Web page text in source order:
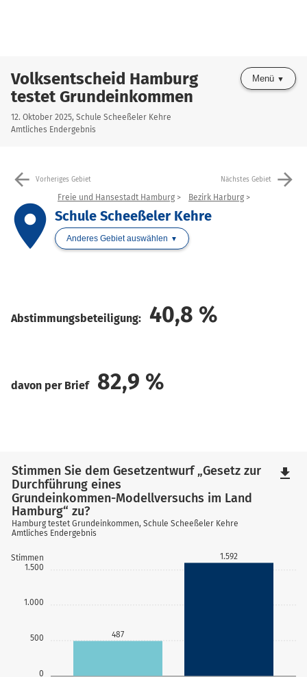
Volksentscheid Hamburg
testet Grundeinkommen
12. Oktober 2025, Schule Scheeßeler Kehre
Amtliches Endergebnis
Menü
arrow_back Vorheriges Gebiet Nächstes Gebiet arrow_forward
place
Freie und Hansestadt Hamburg Bezirk Harburg
Schule Scheeßeler Kehre
Anderes Gebiet auswählen
Abstimmungsbeteiligung: 40,8 %
davon per Brief 82,9 %
0
500
1.000
1.500
Stimmen
487
1.592
Stimmen Sie dem Gesetzentwurf „Gesetz zur
Durchführung eines
Grundeinkommen-Modellversuchs im Land
Hamburg“ zu?
Hamburg testet Grundeinkommen, Schule Scheeßeler Kehre
Amtliches Endergebnis
file_download